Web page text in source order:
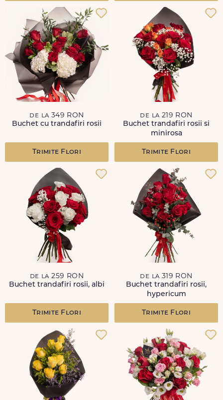
de la 349 RON
Buchet cu trandafiri rosii
Trimite Flori
de la 219 RON
Buchet trandafiri rosii si
minirosa
Trimite Flori
de la 259 RON
Buchet trandafiri rosii, albi
Trimite Flori
de la 319 RON
Buchet trandafiri rosii,
hypericum
Trimite Flori